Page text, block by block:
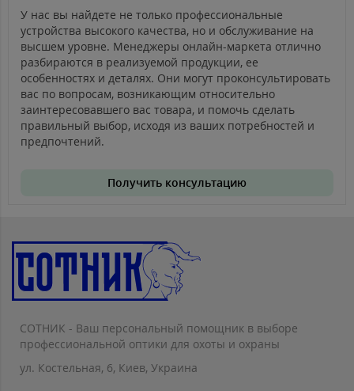
У нас вы найдете не только профессиональные
устройства высокого качества, но и обслуживание на
высшем уровне. Менеджеры онлайн-маркета отлично
разбираются в реализуемой продукции, ее
особенностях и деталях. Они могут проконсультировать
вас по вопросам, возникающим относительно
заинтересовавшего вас товара, и помочь сделать
правильный выбор, исходя из ваших потребностей и
предпочтений.
Получить консультацию
СОТНИК - Ваш персональный помощник в выборе
профессиональной оптики для охоты и охраны
ул. Костельная, 6, Киев, Украина